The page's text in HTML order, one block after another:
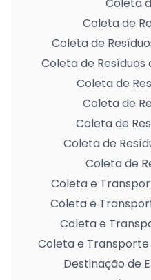
Coleta de
Coleta de
Coleta de Resíduos
Coleta de
Coleta de
Coleta de
Coleta de
Coleta de
Coleta e
Coleta e
Coleta e
Coleta e Transporte
Destinação de